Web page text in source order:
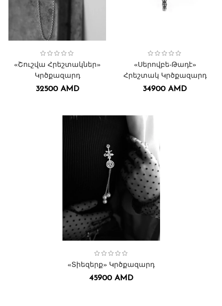
Collection:Կանացի,
Կրծքազարդեր,
Կրծքազարդեր․,
Շուշի հրեշտակներ
«Շուշվա Հրեշտակներ»
Կրծքազարդ
32500 AMD
«Սերովբե-Թադէ»
Հրեշտակ Կրծքազարդ
34900 AMD
Collection:Կանացի,
Կրծքազարդեր․,Տիեզերք,
Տղամարդու
«Տիեզերք» Կրծքազարդ
45900 AMD